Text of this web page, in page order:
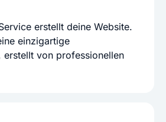
erstellt deine Website.
einzigartige
erstellt von professionellen